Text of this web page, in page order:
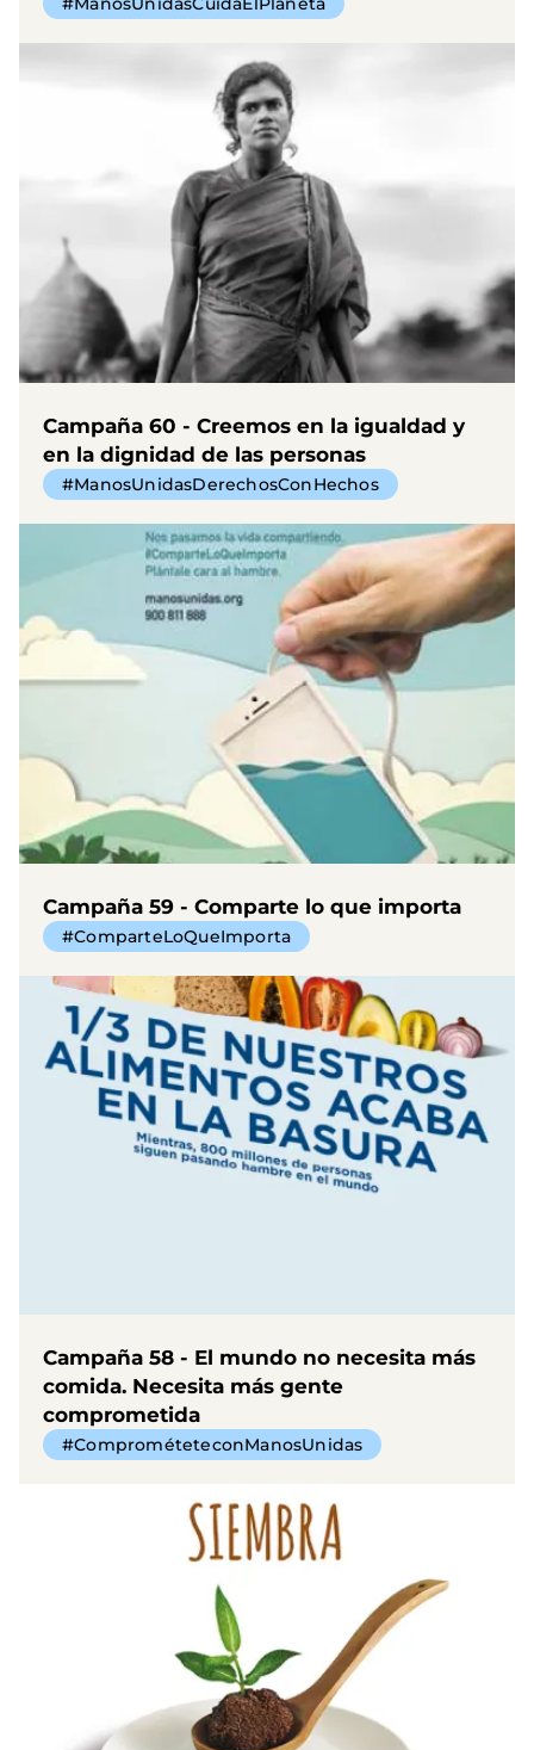
Campaña 60 - Creemos en la igualdad y
en la dignidad de las personas
#ManosUnidasDerechosConHechos
Campaña 59 - Comparte lo que importa
#ComparteLoQueImporta
Campaña 58 - El mundo no necesita más
comida. Necesita más gente
comprometida
#ComprométeteconManosUnidas